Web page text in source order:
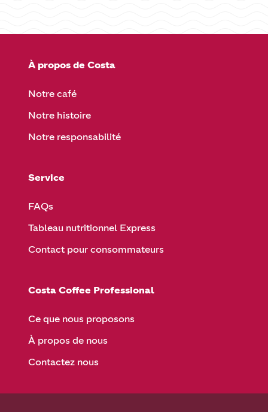
À propos de Costa
Notre café
Notre histoire
Notre responsabilité
Service
FAQs
Tableau nutritionnel Express
Contact pour consommateurs
Costa Coffee Professional
Ce que nous proposons
À propos de nous
Contactez nous